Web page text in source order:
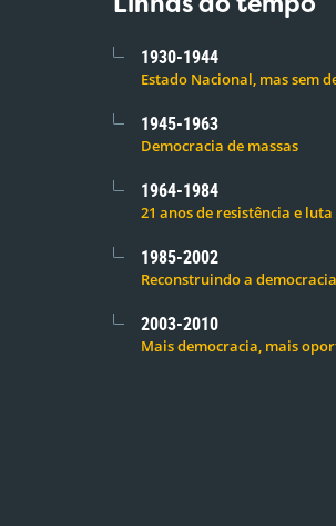
1930-1944
Estado Nacional, mas sem
1945-1963
Democracia de massas
1964-1984
21 anos de resistência e luta
1985-2002
Reconstruindo a democracia
2003-2010
Mais democracia, mais